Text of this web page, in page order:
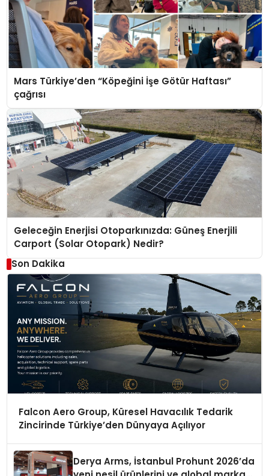
Mars Türkiye’den “Köpeğini İşe Götür Haftası”
çağrısı
Geleceğin Enerjisi Otoparkınızda: Güneş Enerjili
Carport (Solar Otopark) Nedir?
Son Dakika
Falcon Aero Group, Küresel Havacılık Tedarik
Zincirinde Türkiye’den Dünyaya Açılıyor
Derya Arms, İstanbul Prohunt 2026’da